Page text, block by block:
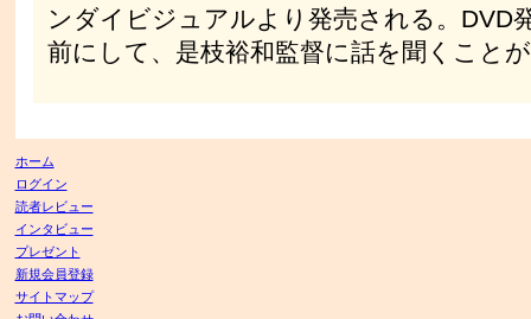
ンダイビジュアルより発売される。DVD
前にして、是枝裕和監督に話を聞くこと
ホーム
ログイン
読者レビュー
インタビュー
プレゼント
新規会員登録
サイトマップ